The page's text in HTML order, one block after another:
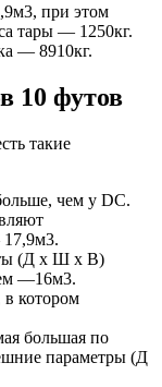
при этом
тары — 1250кг.
— 8910кг.
10 футов
такие
чем у DC.
(Д х Ш х В)
—16м3.
котором
большая по
параметры (Д